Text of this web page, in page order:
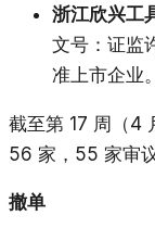
浙江欣兴工
文号：证监
准上市企业。
截至第 17 周（4
56 家，55 家审
撤单